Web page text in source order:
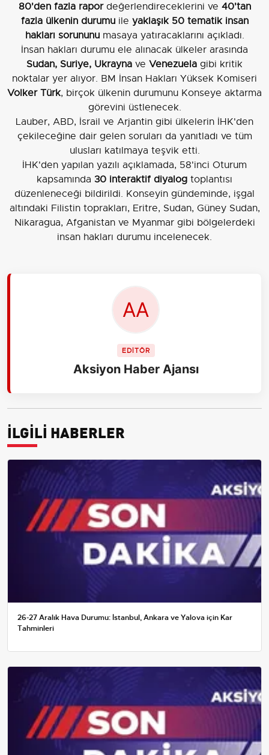
80'den fazla rapordeğerlendireceklerini ve 40'tan
fazla ülkenin durumuile yaklaşık 50 tematik insan
hakları sorununumasaya yatıracaklarını açıkladı.
İnsan hakları durumu ele alınacak ülkeler arasında
Sudan, Suriye, Ukrayna ve Venezuela gibi kritik
noktalar yer alıyor. BM İnsan Hakları Yüksek Komiseri
Volker Türk, birçok ülkenin durumunu Konseye aktarma
görevini üstlenecek.
Lauber, ABD, İsrail ve Arjantin gibi ülkelerin İHK'den
çekileceğine dair gelen soruları da yanıtladı ve tüm
ulusları katılmaya teşvik etti.
İHK'den yapılan yazılı açıklamada, 58'inci Oturum
kapsamında 30 interaktif diyalog toplantısı
düzenleneceği bildirildi. Konseyin gündeminde, işgal
altındaki Filistin toprakları, Eritre, Sudan, Güney Sudan,
Nikaragua, Afganistan ve Myanmar gibi bölgelerdeki
insan hakları durumu incelenecek.
EDİTÖR
Aksiyon Haber Ajansı
İLGİLİ HABERLER
26-27 Aralık Hava Durumu: İstanbul, Ankara ve Yalova için Kar
Tahminleri